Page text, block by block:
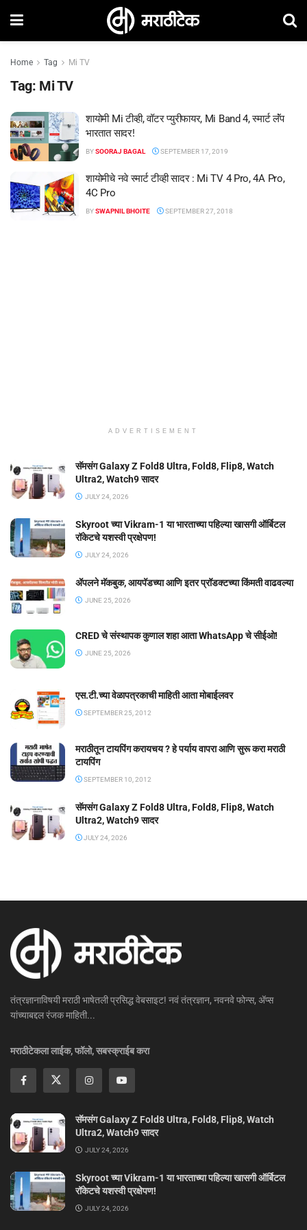
Home Tag Mi TV
Tag: Mi TV
शायोमी Mi टीव्ही, वॉटर प्युरीफायर, Mi Band 4, स्मार्ट लॅंप
भारतात सादर!
BYSOORAJ BAGAL SEPTEMBER 17, 2019
शायोमीचे नवे स्मार्ट टीव्ही सादर : Mi TV 4 Pro, 4A Pro,
4C Pro
BYSWAPNIL BHOITE SEPTEMBER 27, 2018
ADVERTISEMENT
सॅमसंग Galaxy Z Fold8 Ultra, Fold8, Flip8, Watch
Ultra2, Watch9 सादर
JULY 24, 2026
Skyroot च्या Vikram-1 या भारताच्या पहिल्या खासगी ऑर्बिटल
रॉकेटचे यशस्वी प्रक्षेपण!
JULY 24, 2026
ॲपलने मॅकबुक, आयपॅडच्या आणि इतर प्रॉडक्टच्या किंमती वाढवल्या
JUNE 25, 2026
CRED चे संस्थापक कुणाल शहा आता WhatsApp चे सीईओ!
JUNE 25, 2026
एस.टी.च्या वेळापत्रकाची माहिती आता मोबाईलवर
SEPTEMBER 25, 2012
मराठीतून टायपिंग करायचय ? हे पर्याय वापरा आणि सुरू करा मराठी
टायपिंग
SEPTEMBER 10, 2012
सॅमसंग Galaxy Z Fold8 Ultra, Fold8, Flip8, Watch
Ultra2, Watch9 सादर
JULY 24, 2026
तंत्रज्ञानाविषयी मराठी भाषेतली प्रसिद्ध वेबसाइट! नवं तंत्रज्ञान, नवनवे फोन्स, ॲप्स
यांच्याबद्दल रंजक माहिती...
मराठीटेकला लाईक, फॉलो, सबस्क्राईब करा
सॅमसंग Galaxy Z Fold8 Ultra, Fold8, Flip8, Watch
Ultra2, Watch9 सादर
JULY 24, 2026
Skyroot च्या Vikram-1 या भारताच्या पहिल्या खासगी ऑर्बिटल
रॉकेटचे यशस्वी प्रक्षेपण!
JULY 24, 2026